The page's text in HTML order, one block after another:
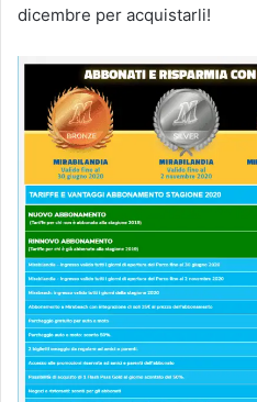
dicembre per acquistarli!